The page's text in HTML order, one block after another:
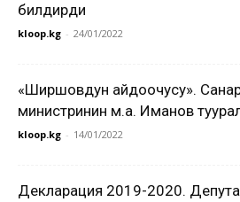
билдирди
kloop.kg - 24/01/2022
«Ширшовдун айдоочусу».
министринин м.а. Иманов
kloop.kg - 14/01/2022
Декларация 2019-2020.